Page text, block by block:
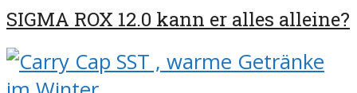
SIGMA ROX 12.0 kann er alles alleine?